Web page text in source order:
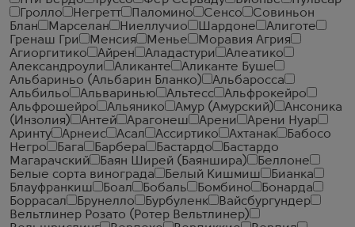
Гролло
Негретт Паломино Сенсо
Совиньон
Блан
Марселан Ниеллучио Шардоне
Алиготе
Гренаш Гри
Менсия Менье
Моравия Агрия
Агиоргитико
Айрен Аладастури
Алеатико
Александроули
Аликанте
Аликанте Буше
Альбариньо (Альбарин Бланко)
Альбаросса
Альбильо
Альваринью Альтесс
Альфрокейро
Альфрошейро
Альянико Амур (Амурский)
Ансоника
(Инзолия)
Антей Арагонеш Арени
Арени Нуар
Аринту
Арнеис Асал Ассиртико Ахтанак
Бабосо
Негро
Бага Барбера Бастардо
Бастардо
Магарачский
Баян Ширей (Баяншира)
Беллоне
Белые сорта винограда
Белый Кишмиш
Бианка
Блауфранкиш
Боал Бобаль Бомбино
Бонарда
Боррасал
Брунелло Бурбуленк
Вайсбургундер
Вельтлинер Розато (Ротер Вельтлинер)